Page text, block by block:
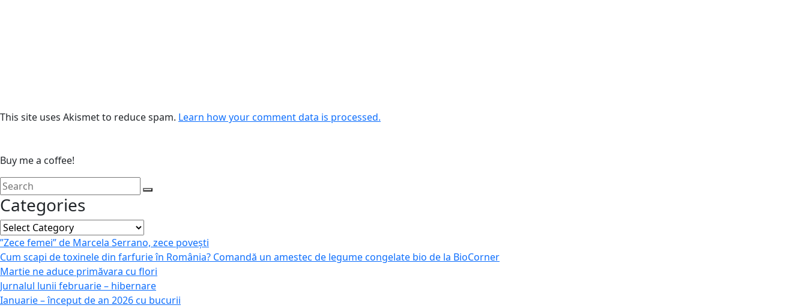
This site uses Akismet to reduce spam. Learn how your comment data is processed.
Buy me a coffee!
Categories
Categories
”Zece femei” de Marcela Serrano, zece povești
Cum scapi de toxinele din farfurie în România? Comandă un amestec de legume congelate bio de la BioCorner
Martie ne aduce primăvara cu flori
Jurnalul lunii februarie – hibernare
Ianuarie – început de an 2026 cu bucurii